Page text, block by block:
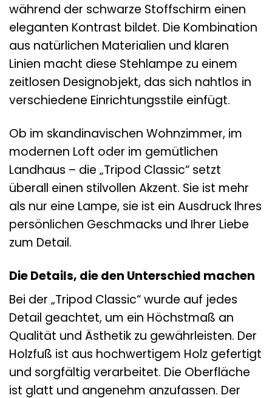
während der schwarze Stoffschirm einen
eleganten Kontrast bildet. Die Kombination
aus natürlichen Materialien und klaren
Linien macht diese Stehlampe zu einem
zeitlosen Designobjekt, das sich nahtlos in
verschiedene Einrichtungsstile einfügt.
Ob im skandinavischen Wohnzimmer, im
modernen Loft oder im gemütlichen
Landhaus – die „Tripod Classic“ setzt
überall einen stilvollen Akzent. Sie ist mehr
als nur eine Lampe, sie ist ein Ausdruck Ihres
persönlichen Geschmacks und Ihrer Liebe
zum Detail.
Die Details, die den Unterschied machen
Bei der „Tripod Classic“ wurde auf jedes
Detail geachtet, um ein Höchstmaß an
Qualität und Ästhetik zu gewährleisten. Der
Holzfuß ist aus hochwertigem Holz gefertigt
und sorgfältig verarbeitet. Die Oberfläche
ist glatt und angenehm anzufassen. Der